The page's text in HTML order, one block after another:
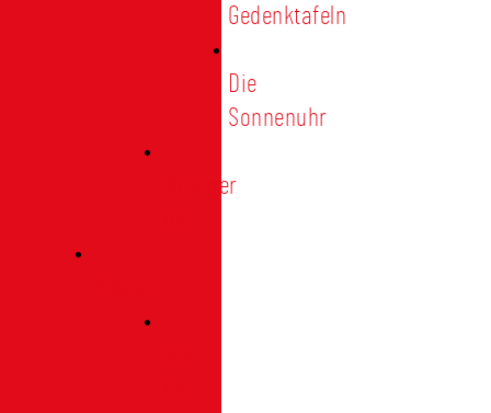
Gedenktafeln
Die
Sonnenuhr
Ratinger